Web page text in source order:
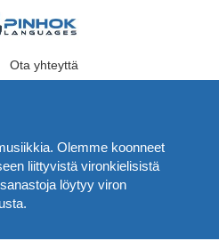
Ota yhteyttä
Olemme koonneet
liittyvistä vironkielisistä
löytyy viron